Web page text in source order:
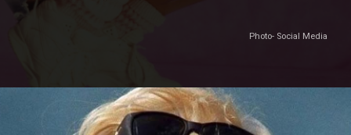
Photo- Social Media